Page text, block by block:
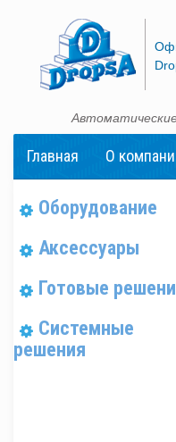
Главная О
Оборудование
Аксессуары
Готовые
Системные
решения